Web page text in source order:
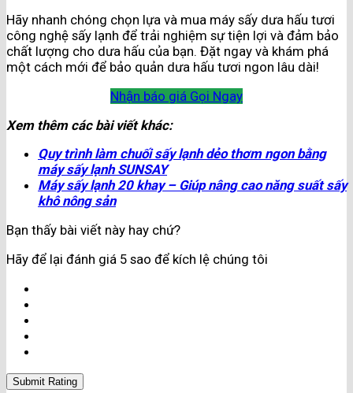
Hãy nhanh chóng chọn lựa và mua máy sấy dưa hấu tươi
công nghệ sấy lạnh để trải nghiệm sự tiện lợi và đảm bảo
chất lượng cho dưa hấu của bạn. Đặt ngay và khám phá
một cách mới để bảo quản dưa hấu tươi ngon lâu dài!
Nhận báo giá Gọi Ngay
Xem thêm các bài viết khác:
Quy trình làm chuối sấy lạnh dẻo thơm ngon bằng
máy sấy lạnh SUNSAY
Máy sấy lạnh 20 khay – Giúp nâng cao năng suất sấy
khô nông sản
Bạn thấy bài viết này hay chứ?
Hãy để lại đánh giá 5 sao để kích lệ chúng tôi
Submit Rating